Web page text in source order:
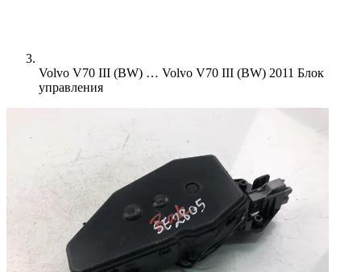
Volvo V70 III (BW) … Volvo V70 III (BW) 2011 Блок
управления